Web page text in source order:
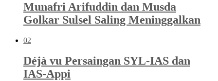
Munafri Arifuddin dan Musda
Golkar Sulsel Saling Meninggalkan
02
Déjà vu Persaingan SYL-IAS dan
IAS-Appi